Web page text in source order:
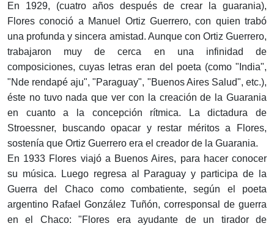
En 1929, (cuatro años después de crear la guarania),
Flores conoció a Manuel Ortiz Guerrero, con quien trabó
una profunda y sincera amistad. Aunque con Ortiz Guerrero,
trabajaron muy de cerca en una infinidad de
composiciones, cuyas letras eran del poeta (como "India",
"Nde rendapé aju", "Paraguay", "Buenos Aires Salud", etc.),
éste no tuvo nada que ver con la creación de la Guarania
en cuanto a la concepción rítmica. La dictadura de
Stroessner, buscando opacar y restar méritos a Flores,
sostenía que Ortiz Guerrero era el creador de la Guarania.
En 1933 Flores viajó a Buenos Aires, para hacer conocer
su música. Luego regresa al Paraguay y participa de la
Guerra del Chaco como combatiente, según el poeta
argentino Rafael González Tuñón, corresponsal de guerra
en el Chaco: "Flores era ayudante de un tirador de